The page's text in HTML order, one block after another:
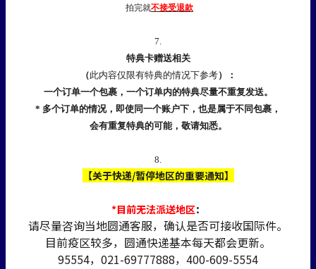
拍完就不接受退款
7.
特典卡赠送相关
（此内容仅限有特典的情况下参考）：
一个订单一个包裹，一个订单内的特典尽量不重复发送。
* 多个订单的情况，即使同一个账户下，也是属于不同包裹，
会有重复特典的可能，敬请知悉。
8.
【关于快递/暂停地区的重要通知】
*目前无法派送地区：
请尽量咨询当地圆通客服，确认是否可接收国际件。
目前疫区较多，圆通快递基本每天都会更新。
95554，021-69777888，400-609-5554